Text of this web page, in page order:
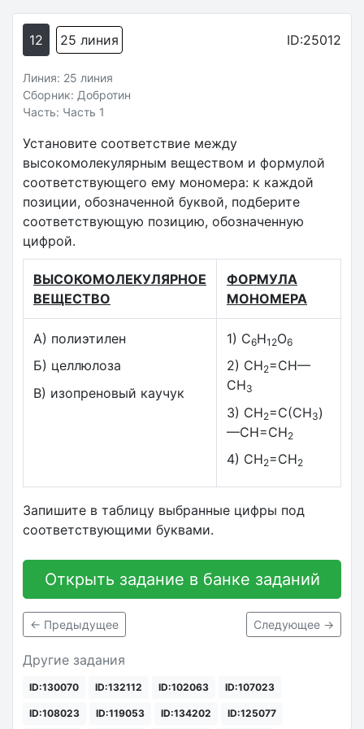
12 25 линия ID:25012
Линия: 25 линия
Сборник: Добротин
Часть: Часть 1
Установите соответствие между
высокомолекулярным веществом и формулой
соответствующего ему мономера: к каждой
позиции, обозначенной буквой, подберите
соответствующую позицию, обозначенную
цифрой.
ВЫСОКОМОЛЕКУЛЯРНОЕ
ВЕЩЕСТВО
ФОРМУЛА
МОНОМЕРА
А) полиэтилен
Б) целлюлоза
В) изопреновый каучук
1) C6H12O6
2) CH2=CH—
CH3
3) CH2=C(CH3)
—CH=CH2
4) CH2=CH2
Запишите в таблицу выбранные цифры под
соответствующими буквами.
Открыть задание в банке заданий
← Предыдущее Следующее →
Другие задания
ID:130070 ID:132112 ID:102063 ID:107023
ID:108023 ID:119053 ID:134202 ID:125077